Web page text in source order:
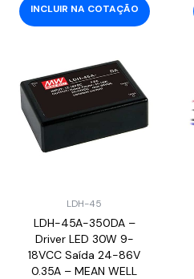
INCLUIR NA COTAÇÃO
LDH-45
LDH-45A-350DA –
Driver LED 30W 9-
18VCC Saída 24-86V
0.35A – MEAN WELL